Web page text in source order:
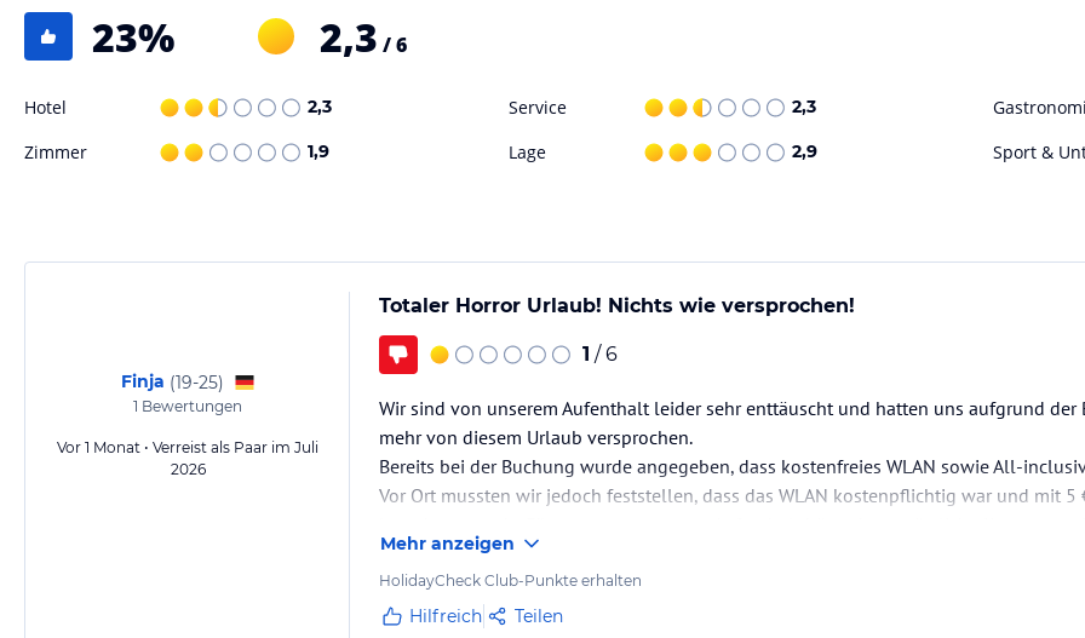
23% 2,3 / 6
Hotel 2,3 Service 2,3
Zimmer 1,9 Lage 2,9 Sport &
Finja (19-25)
1 Bewertungen
Vor 1 Monat • Verreist als Paar im Juli
2026
Totaler Horror Urlaub! Nichts wie versprochen!
1 / 6
Wir sind von unserem Aufenthalt leider sehr enttäuscht und hatten uns aufgrund der
mehr von diesem Urlaub versprochen.
Bereits bei der Buchung wurde angegeben, dass kostenfreies WLAN sowie All-
Vor Ort mussten wir jedoch feststellen, dass das WLAN kostenpflichtig war und mit 5
entspricht nicht der Beschreibung, auf…
Mehr anzeigen
HolidayCheck Club-Punkte erhalten
Hilfreich Teilen